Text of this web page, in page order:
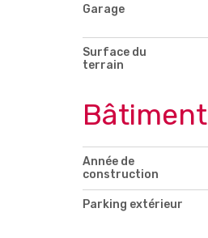
Garage
Surface du
terrain
Bâtiment
Année de
construction
Parking extérieur